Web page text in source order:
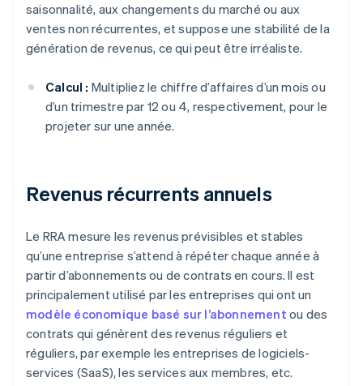
saisonnalité, aux changements du marché ou aux
ventes non récurrentes, et suppose une stabilité de la
génération de revenus, ce qui peut être irréaliste.
Calcul : Multipliez le chiffre d’affaires d’un mois ou
d’un trimestre par 12 ou 4, respectivement, pour le
projeter sur une année.
Revenus récurrents annuels
Le RRA mesure les revenus prévisibles et stables
qu’une entreprise s’attend à répéter chaque année à
partir d’abonnements ou de contrats en cours. Il est
principalement utilisé par les entreprises qui ont un
modèle économique basé sur l’abonnement ou des
contrats qui génèrent des revenus réguliers et
réguliers, par exemple les entreprises de logiciels-
services (SaaS), les services aux membres, etc.